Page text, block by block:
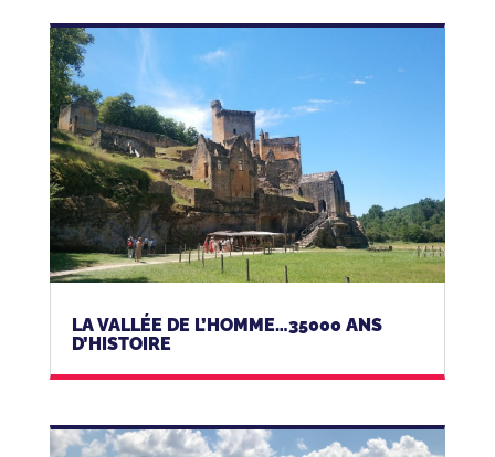
LA VALLÉE DE L’HOMME…35000 ANS
D’HISTOIRE